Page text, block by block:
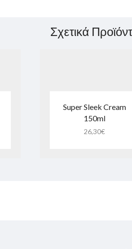
Σχετικά
Super Sleek Cream
150ml
26,30€